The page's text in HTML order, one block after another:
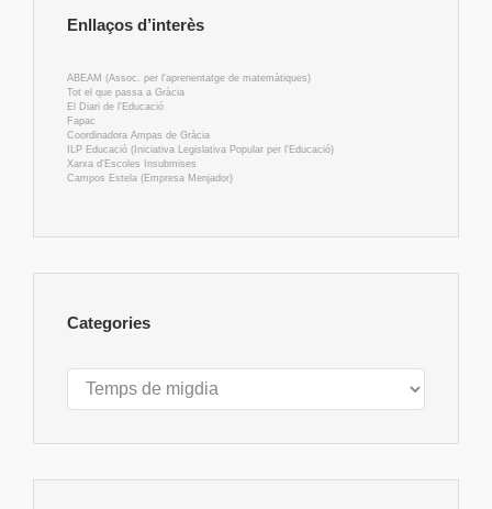
Enllaços d’interès
ABEAM (Assoc. per l'aprenentatge de matemàtiques)
Tot el que passa a Gràcia
El Diari de l'Educació
Fapac
Coordinadora Ampas de Gràcia
ILP Educació (Iniciativa Legislativa Popular per l'Educació)
Xarxa d'Escoles Insubmises
Campos Estela (Empresa Menjador)
Categories
Categories